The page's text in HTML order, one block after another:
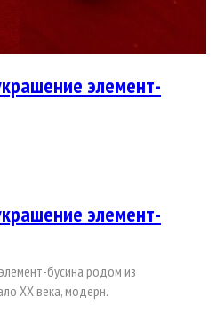
элемент-
элемент-
бусина родом из
ХХ века, модерн.